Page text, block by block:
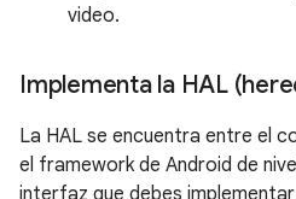
video.
Implementa la HAL
La HAL se encuentra entre el
el framework de Android de
interfaz que debes